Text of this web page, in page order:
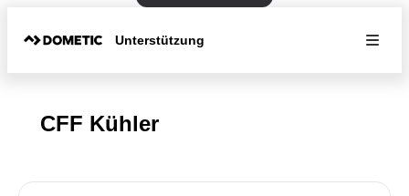
Unterstützung
CFF Kühler